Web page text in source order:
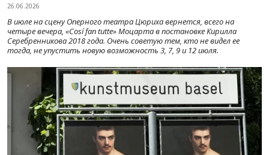
26.06.2026
В июле на сцену Оперного театра Цюриха вернется, всего на
четыре вечера, «Cosí fan tutte» Моцарта в постановке Кирилла
Серебренникова 2018 года. Очень советую тем, кто не видел ее
тогда, не упустить новую возможность 3, 7, 9 и 12 июля.